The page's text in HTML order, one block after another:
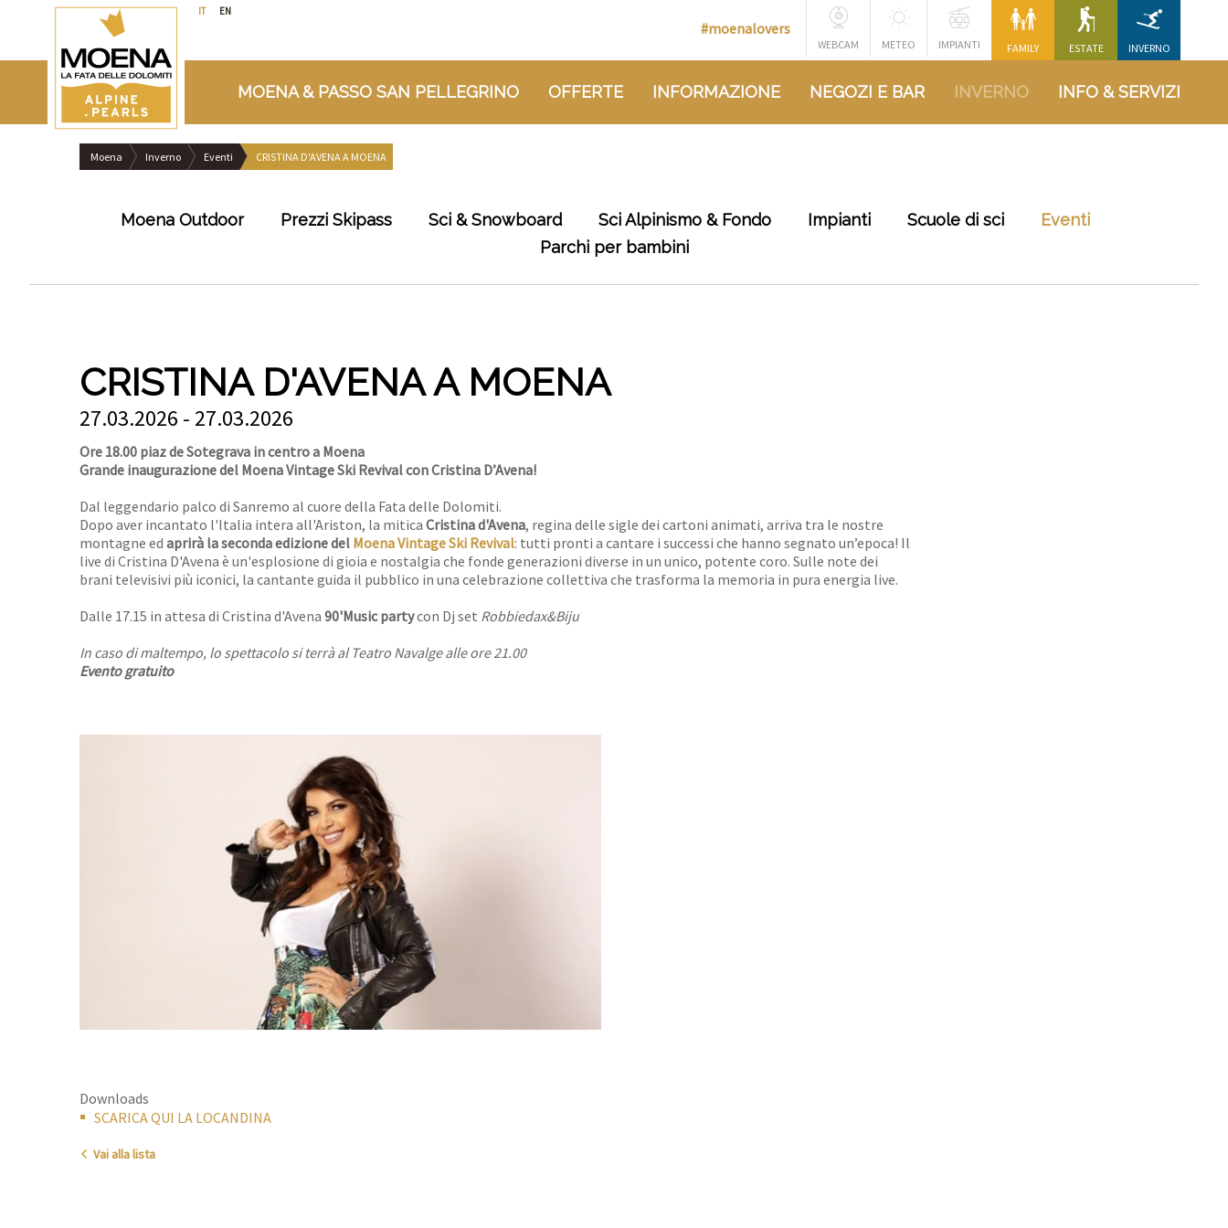
IT EN
FAMILY ESTATE INVERNO
WEBCAM METEO IMPIANTI
#moenalovers
MOENA & PASSO SAN PELLEGRINO OFFERTE INFORMAZIONE NEGOZI E BAR INVERNO INFO & SERVIZI
Moena Inverno Eventi CRISTINA D'AVENA A MOENA
Moena Outdoor Prezzi Skipass Sci & Snowboard Sci Alpinismo & Fondo Impianti Scuole di sci
Eventi
Parchi per bambini
CRISTINA D'AVENA A MOENA
27.03.2026 - 27.03.2026
Ore 18.00 piaz de Sotegrava in centro a Moena
Grande inaugurazione del Moena Vintage Ski Revival con Cristina D’Avena!
Dal leggendario palco di Sanremo al cuore della Fata delle Dolomiti.
Dopo aver incantato l'Italia intera all'Ariston, la mitica Cristina d'Avena, regina delle sigle dei cartoni animati, arriva tra le nostre
montagne ed aprirà la seconda edizione del Moena Vintage Ski Revival: tutti pronti a cantare i successi che hanno segnato un’epoca! Il
live di Cristina D'Avena è un'esplosione di gioia e nostalgia che fonde generazioni diverse in un unico, potente coro. Sulle note dei
brani televisivi più iconici, la cantante guida il pubblico in una celebrazione collettiva che trasforma la memoria in pura energia live.
Dalle 17.15 in attesa di Cristina d'Avena 90'Music partycon Dj set Robbiedax&Biju
In caso di maltempo, lo spettacolo si terrà al Teatro Navalge alle ore 21.00
Evento gratuito
Downloads
SCARICA QUI LA LOCANDINA
Vai alla lista